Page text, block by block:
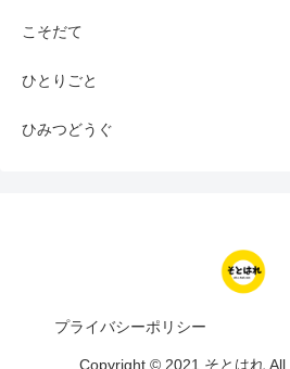
こそだて
ひとりごと
ひみつどうぐ
プライバシーポリシー
Copyright © 2021 そとはれ All